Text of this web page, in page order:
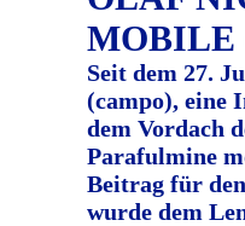
MOBILE
Seit dem 27.
(campo), eine
dem Vordach
Parafulmine
Beitrag für
wurde dem